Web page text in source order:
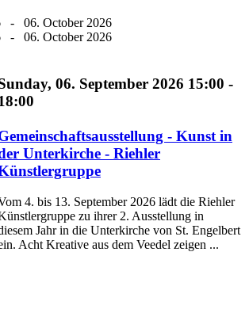
- 06. October 2026
- 06. October 2026
06. September 2026 15:00 -
- Kunst in
Unterkirche - Riehler
4. bis 13. September 2026 lädt die Riehler
zu ihrer 2. Ausstellung in
Jahr in die Unterkirche von St. Engelbert
Acht Kreative aus dem Veedel zeigen ...